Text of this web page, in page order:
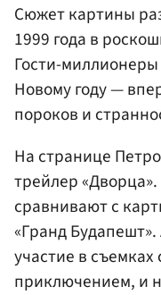
Сюжет картины
1999 года в
Гости-
Новому году —
пороков и
На странице
трейлер
сравнивают с
«Гранд
участие в
приключением, и